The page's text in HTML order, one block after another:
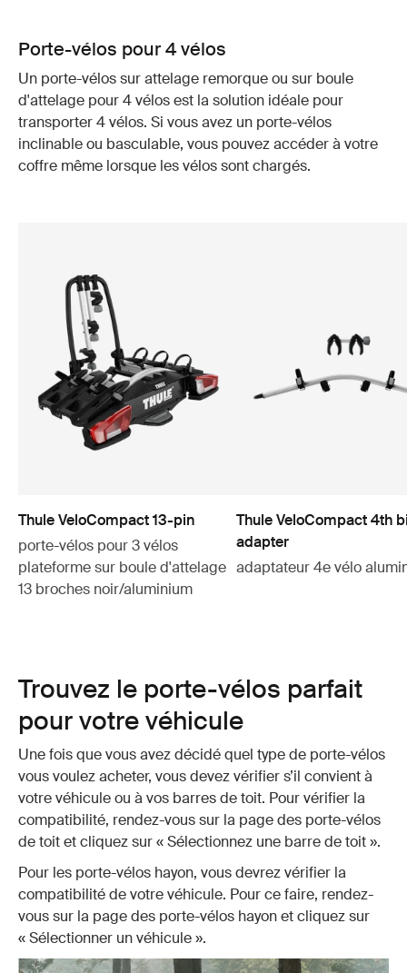
Porte-vélos pour 4 vélos
Un porte-vélos sur attelage remorque ou sur boule
d'attelage pour 4 vélos est la solution idéale pour
transporter 4 vélos. Si vous avez un porte-vélos
inclinable ou basculable, vous pouvez accéder à votre
coffre même lorsque les vélos sont chargés.
Thule VeloCompact 13-pin
porte-vélos pour 3 vélos
plateforme sur boule d'attelage
13 broches noir/aluminium
Thule VeloCompact 4th
adapter
adaptateur 4e vélo
Trouvez le porte-vélos parfait
pour votre véhicule
Une fois que vous avez décidé quel type de porte-vélos
vous voulez acheter, vous devez vérifier s’il convient à
votre véhicule ou à vos barres de toit. Pour vérifier la
compatibilité, rendez-vous sur la page des porte-vélos
de toit et cliquez sur « Sélectionnez une barre de toit ».
Pour les porte-vélos hayon, vous devrez vérifier la
compatibilité de votre véhicule. Pour ce faire, rendez-
vous sur la page des porte-vélos hayon et cliquez sur
« Sélectionner un véhicule ».